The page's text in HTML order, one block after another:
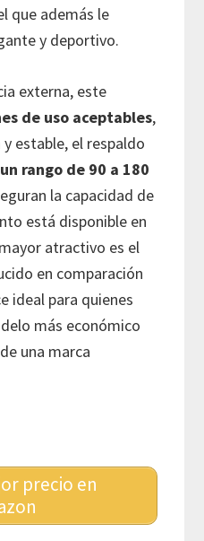
que además le
y deportivo.
externa, este
de uso aceptables,
estable, el respaldo
rango de 90 a 180
la capacidad de
está disponible en
atractivo es el
en comparación
ideal para quienes
más económico
una marca
precio en